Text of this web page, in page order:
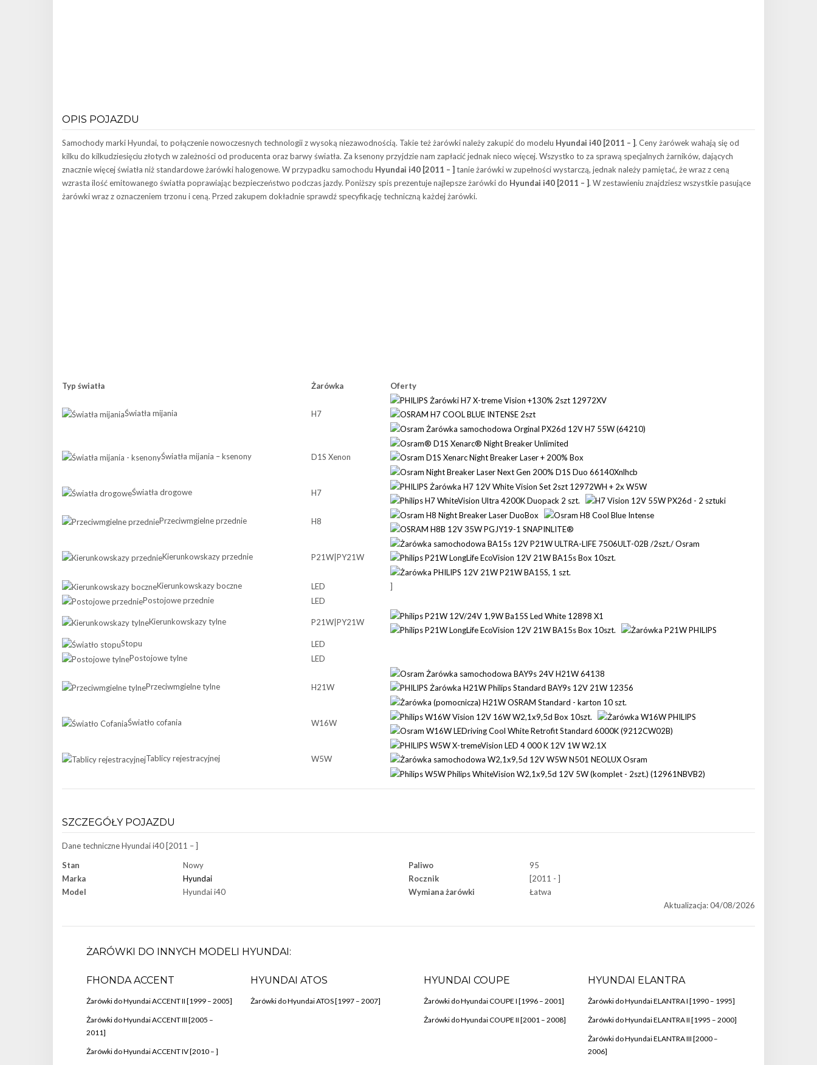
OPIS POJAZDU
Samochody marki Hyundai, to połączenie nowoczesnych technologii z wysoką niezawodnością. Takie też żarówki należy zakupić do modelu Hyundai i40 [2011 – ]. Ceny żarówek wahają się od
kilku do kilkudziesięciu złotych w zależności od producenta oraz barwy światła. Za ksenony przyjdzie nam zapłacić jednak nieco więcej. Wszystko to za sprawą specjalnych żarników, dających
znacznie więcej światła niż standardowe żarówki halogenowe. W przypadku samochodu Hyundai i40 [2011 – ] tanie żarówki w zupełności wystarczą, jednak należy pamiętać, że wraz z ceną
wzrasta ilość emitowanego światła poprawiając bezpieczeństwo podczas jazdy. Poniższy spis prezentuje najlepsze żarówki do Hyundai i40 [2011 – ]. W zestawieniu znajdziesz wszystkie pasujące
żarówki wraz z oznaczeniem trzonu i ceną. Przed zakupem dokładnie sprawdź specyfikację techniczną każdej żarówki.
Typ światła Żarówka Oferty
Światła mijania H7
Światła mijania – ksenony D1S Xenon
Światła drogowe H7
Przeciwmgielne przednie H8
Kierunkowskazy przednie P21W|PY21W
Kierunkowskazy boczne LED
]
Postojowe przednie
LED
Kierunkowskazy tylne P21W|PY21W
Stopu
LED
Postojowe tylne
LED
Przeciwmgielne tylne H21W
Światło cofania W16W
Tablicy rejestracyjnej W5W
SZCZEGÓŁY POJAZDU
Dane techniczneHyundai i40 [2011 – ]
Stan
Nowy
Marka
Hyundai
Model
Hyundai i40
Paliwo
95
Rocznik
[2011 - ]
Wymiana żarówki
Łatwa
Aktualizacja: 04/08/2026
ŻARÓWKI DO INNYCH MODELI HYUNDAI:
FHONDA ACCENT
Żarówki do Hyundai ACCENT II [1999 – 2005]
Żarówki do Hyundai ACCENT III [2005 –
2011]
Żarówki do Hyundai ACCENT IV [2010 – ]
HYUNDAI ATOS
Żarówki do Hyundai ATOS [1997 – 2007]
HYUNDAI COUPE
Żarówki do Hyundai COUPE I [1996 – 2001]
Żarówki do Hyundai COUPE II [2001 – 2008]
HYUNDAI ELANTRA
Żarówki do Hyundai ELANTRA I [1990 – 1995]
Żarówki do Hyundai ELANTRA II [1995 – 2000]
Żarówki do Hyundai ELANTRA III [2000 –
2006]